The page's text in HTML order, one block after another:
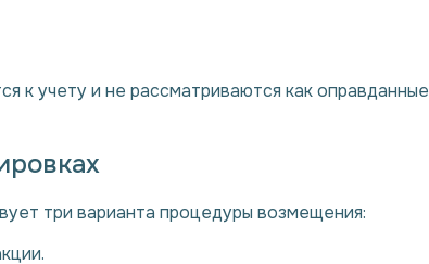
к учету и не рассматриваются как оправданные
три варианта процедуры возмещения: